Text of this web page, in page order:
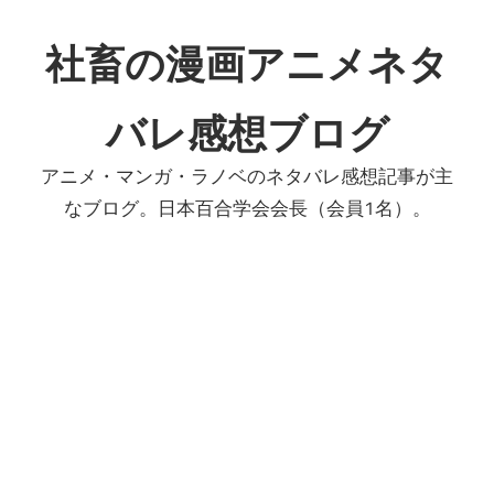
ン
テ
へ
社畜の漫画アニメネタ
バレ感想ブログ
アニメ・マンガ・ラノベのネタバレ感想記事が主
なブログ。日本百合学会会長（会員1名）。